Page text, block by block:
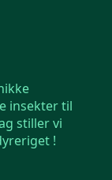
insekter til
stiller vi
!